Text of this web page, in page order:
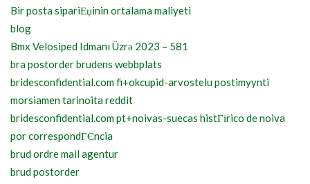
Bir posta sipariЕџinin ortalama maliyeti
blog
Bmx Velosiped Idmanı Üzrə 2023 – 581
bra postorder brudens webbplats
bridesconfidential.com fi+okcupid-arvostelu postimyynti
morsiamen tarinoita reddit
bridesconfidential.com pt+noivas-suecas histГіrico de noiva
por correspondГЄncia
brud ordre mail agentur
brud postorder